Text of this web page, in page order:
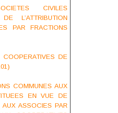
CIVILES
L’ATTRIBUTION
PAR FRACTIONS
DE
COMMUNES AUX
EN VUE DE
AUX ASSOCIES PAR